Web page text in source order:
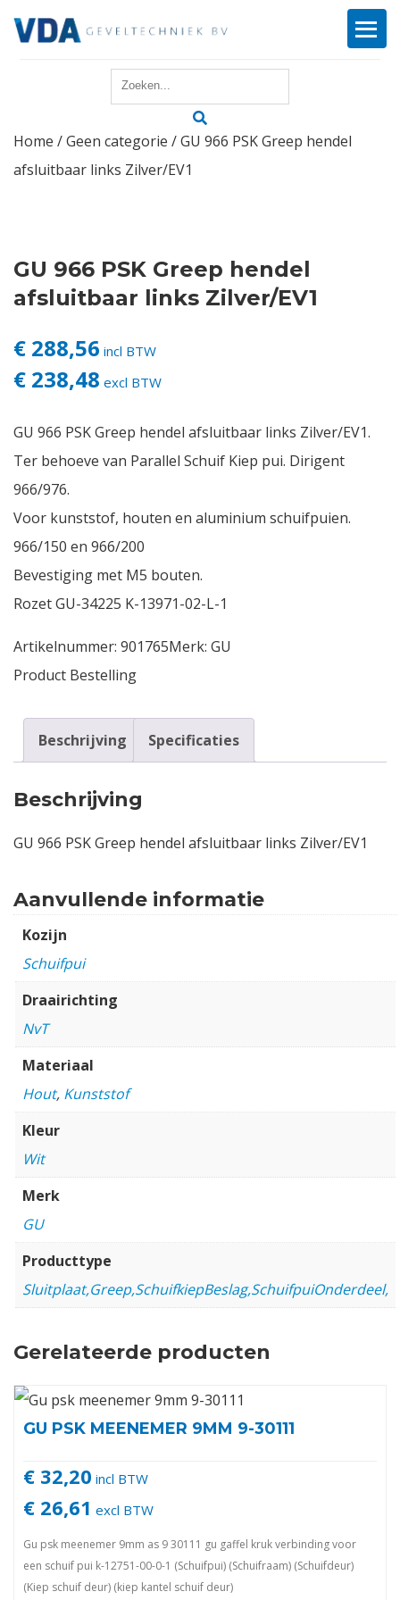
Reparatie
Producten
Offerte
Actueel
Contact
Login
Vacatures
Home /Geen categorie / GU 966 PSK Greep hendel
afsluitbaar links Zilver/EV1
GU 966 PSK Greep hendel
afsluitbaar links Zilver/EV1
€ 288,56 incl BTW
€ 238,48 excl BTW
GU 966 PSK Greep hendel afsluitbaar links Zilver/EV1.
Ter behoeve van Parallel Schuif Kiep pui. Dirigent
966/976.
Voor kunststof, houten en aluminium schuifpuien.
966/150 en 966/200
Bevestiging met M5 bouten.
Rozet GU-34225 K-13971-02-L-1
Artikelnummer: 901765Merk: GU
Product Bestelling
Beschrijving Specificaties
Beschrijving
GU 966 PSK Greep hendel afsluitbaar links Zilver/EV1
Aanvullende informatie
Kozijn
Schuifpui
Draairichting
NvT
Materiaal
Hout, Kunststof
Kleur
Wit
Merk
GU
Producttype
Sluitplaat,Greep,SchuifkiepBeslag,SchuifpuiOnderdeel,
Gerelateerde producten
GU PSK MEENEMER 9MM 9-30111
€ 32,20 incl BTW
€ 26,61 excl BTW
Gu psk meenemer 9mm as 9 30111 gu gaffel kruk verbinding voor
een schuif pui k-12751-00-0-1 (Schuifpui) (Schuifraam) (Schuifdeur)
(Kiep schuif deur) (kiep kantel schuif deur)